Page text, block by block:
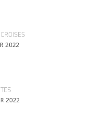
2022
2022